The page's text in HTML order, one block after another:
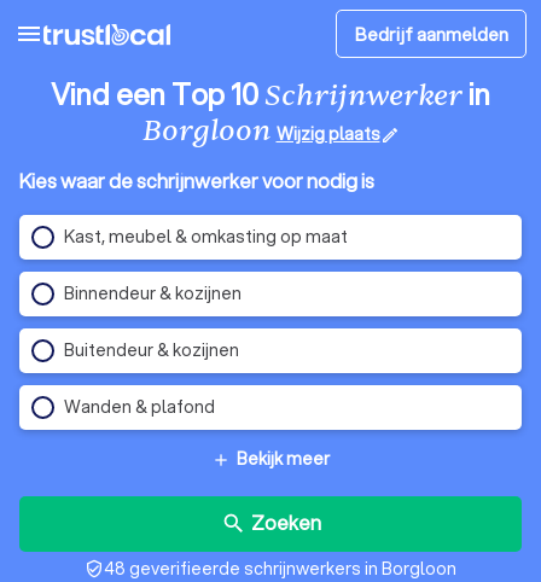
menu Bedrijf aanmelden
Vind een Top 10Schrijnwerkerin
Borgloon Wijzig plaatsedit
Kies waar de schrijnwerker voor nodig is
Kast, meubel & omkasting op maat
Binnendeur & kozijnen
Buitendeur & kozijnen
Wanden & plafond
add Bekijk meer
search Zoeken
verified_user48 geverifieerde schrijnwerkers in Borgloon